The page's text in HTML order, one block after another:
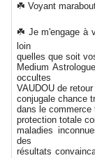
☘️ Voyant
☘️ Je m'engage à
loin
quelles que soit
Medium
occultes
VAUDOU de
conjugale chance
dans le commerce
protection totale
maladies
des
résultats